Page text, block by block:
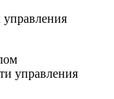
управления